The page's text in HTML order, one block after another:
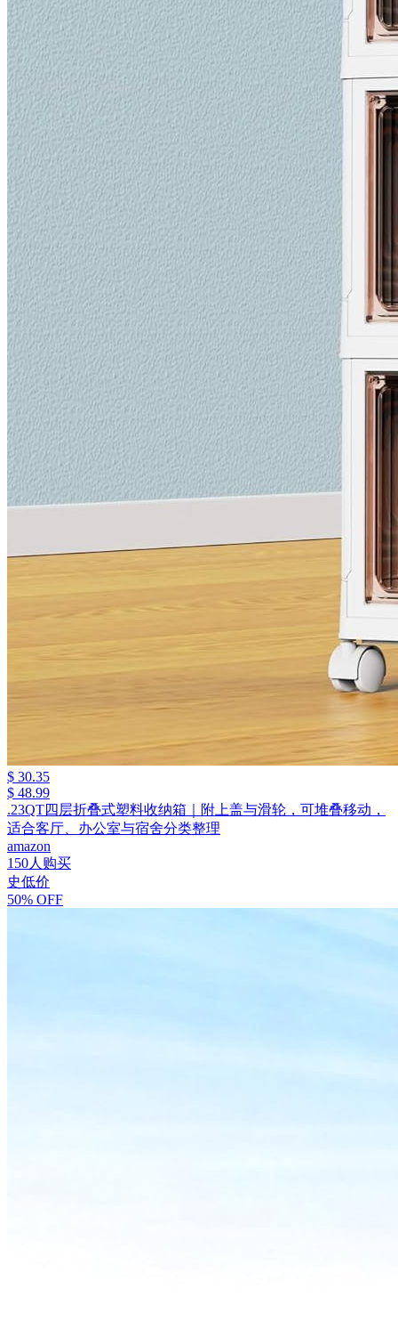
$ 30.35
$ 48.99
.23QT四层折叠式塑料收纳箱｜附上盖与滑轮，可堆叠移动，
适合客厅、办公室与宿舍分类整理
amazon
150人购买
史低价
50% OFF